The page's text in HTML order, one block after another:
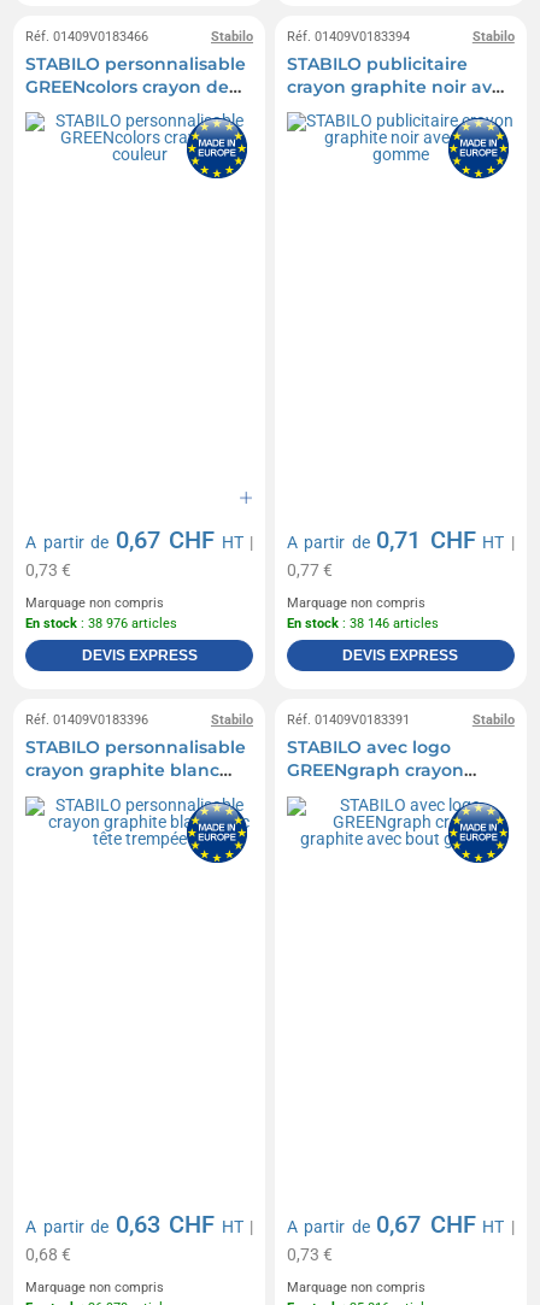
Stabilo
Réf. 01409V0183466
STABILO personnalisable
GREENcolors crayon de
couleur
A partir de 0,67 CHF HT|
0,73 €
Marquage non compris
En stock : 38 976 articles
DEVIS EXPRESS
Stabilo
Réf. 01409V0183394
STABILO publicitaire
crayon graphite noir avec
bout gomme
A partir de 0,71 CHF HT |
0,77 €
Marquage non compris
En stock : 38 146 articles
DEVIS EXPRESS
Stabilo
Réf. 01409V0183396
STABILO personnalisable
crayon graphite blanc
avec tête trempée
A partir de 0,63 CHF HT|
0,68 €
Marquage non compris
Stabilo
Réf. 01409V0183391
STABILO avec logo
GREENgraph crayon
graphite avec bout
gomme
A partir de 0,67 CHF HT |
0,73 €
Marquage non compris